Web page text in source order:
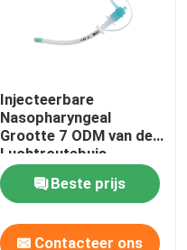
Injecteerbare
Nasopharyngeal
Grootte 7 ODM van de
Luchtroutebuis
Beste prijs
Contacteer ons